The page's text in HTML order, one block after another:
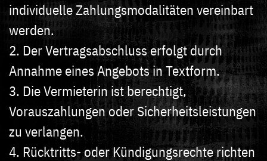
individuelle Zahlungsmodalitäten vereinbart
werden.
2. Der Vertragsabschluss erfolgt durch
Annahme eines Angebots in Textform.
3. Die Vermieterin ist berechtigt,
Vorauszahlungen oder Sicherheitsleistungen
zu verlangen.
4. Rücktritts- oder Kündigungsrechte richten